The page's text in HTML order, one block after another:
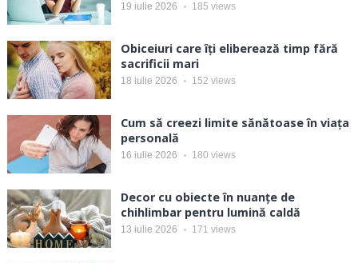
19 iulie 2026 185 views
Obiceiuri care îți eliberează timp fără
sacrificii mari
18 iulie 2026 152 views
Cum să creezi limite sănătoase în viața
personală
16 iulie 2026 180 views
Decor cu obiecte în nuanțe de
chihlimbar pentru lumină caldă
13 iulie 2026 171 views